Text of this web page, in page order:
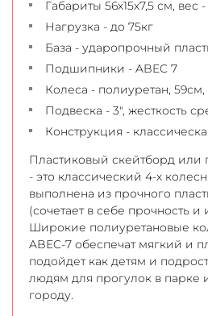
Габариты 56х15х7,5 см, вес -
Нагрузка - до 75кг
База - ударопрочный
Подшипники - ABEC 7
Колеса - полиуретан,
Подвеска - 3", жесткость
Конструкция -
Пластиковый скейтборд или
- это классический 4-х
выполнена из прочного
(сочетает в себе прочность и
Широкие полиуретановые
ABEC-7 обеспечат мягкий и
подойдет как детям и
людям для прогулок в парке
городу.